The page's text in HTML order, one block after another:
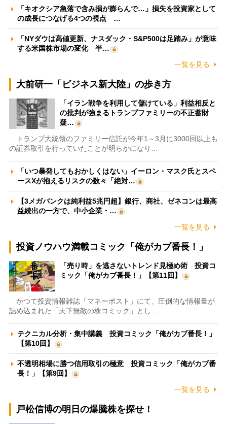
「キオクシア急落で含み損が膨らんで…」損失を投資家として
の成長につなげる4つの視点 …
「NYダウは高値更新、ナスダック・S&P500は足踏み」が意味
する米国株市場の変化 半…
一覧を見る
大前研一「ビジネス新大陸」の歩き方
「イラン戦争を利用して儲けている」利益相反と
の批判が強まるトランプファミリーの不正蓄財
疑…
トランプ大統領のファミリー信託が今年1～3月に3000回以上も
の証券取引を行っていたことが明らかになり…
「いつ暴発してもおかしくはない」イーロン・マスク氏とスペ
ースXが抱えるリスクの数々「絶対…
【3メガバンクは純利益5兆円超】銀行、商社、ゼネコンは最高
益続出の一方で、中小企業・…
一覧を見る
投資ノウハウ満載コミック「俺がカブ番長！」
「売り時」を逃さないトレンド見極め術 投資コ
ミック「俺がカブ番長！」【第11回】
かつて投資情報雑誌「マネーポスト」にて、圧倒的な情報量が
詰め込まれた「天下無敵の株コミック」とし…
テクニカル分析・集中講義 投資コミック「俺がカブ番長！」
【第10回】
不透明相場に勝つ信用取引の極意 投資コミック「俺がカブ番
長！」【第9回】
一覧を見る
戸松信博の明日の爆騰株を探せ！